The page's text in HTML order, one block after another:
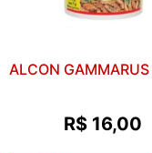
ALCON GAMMARUS
R$16,00